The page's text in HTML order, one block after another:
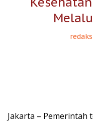
Jakarta – Pemerintah